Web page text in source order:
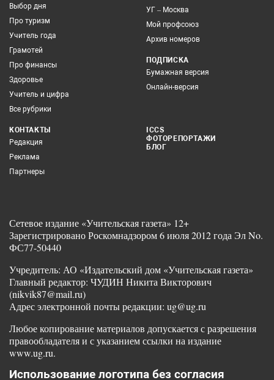
Выбор дня
Про туризм
Учитель года
Грамотей
Про финансы
Здоровье
Учитель и цифра
Все рубрики
УГ – Москва
Мой профсоюз
Архив номеров
ПОДПИСКА
Бумажная версия
Онлайн-версия
КОНТАКТЫ
Редакция
Реклама
Партнеры
ICCS
ФОТОРЕПОРТАЖИ
БЛОГ
Сетевое издание «Учительская газета» 12+
Зарегистрировано Роскомнадзором 6 июля 2012 года Эл No.
ФС77-50440
Учредитель: АО «Издательский дом «Учительская газета»
Главный редактор: ЧУДИН Никита Викторович
(nikvik87@mail.ru)
Адрес электронной почты редакции: ug@ug.ru
Любое копирование материалов допускается с разрешения
правообладателя и с указанием ссылки на издание
www.ug.ru.
Использование логотипа без согласия